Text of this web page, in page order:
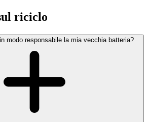
riciclo
modo responsabile la mia vecchia batteria?